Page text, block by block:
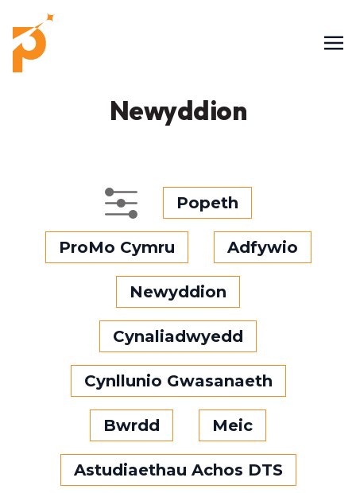
Newyddion
Popeth
ProMo Cymru Adfywio
Newyddion
Cynaliadwyedd
Cynllunio Gwasanaeth
Bwrdd Meic
Astudiaethau Achos DTS